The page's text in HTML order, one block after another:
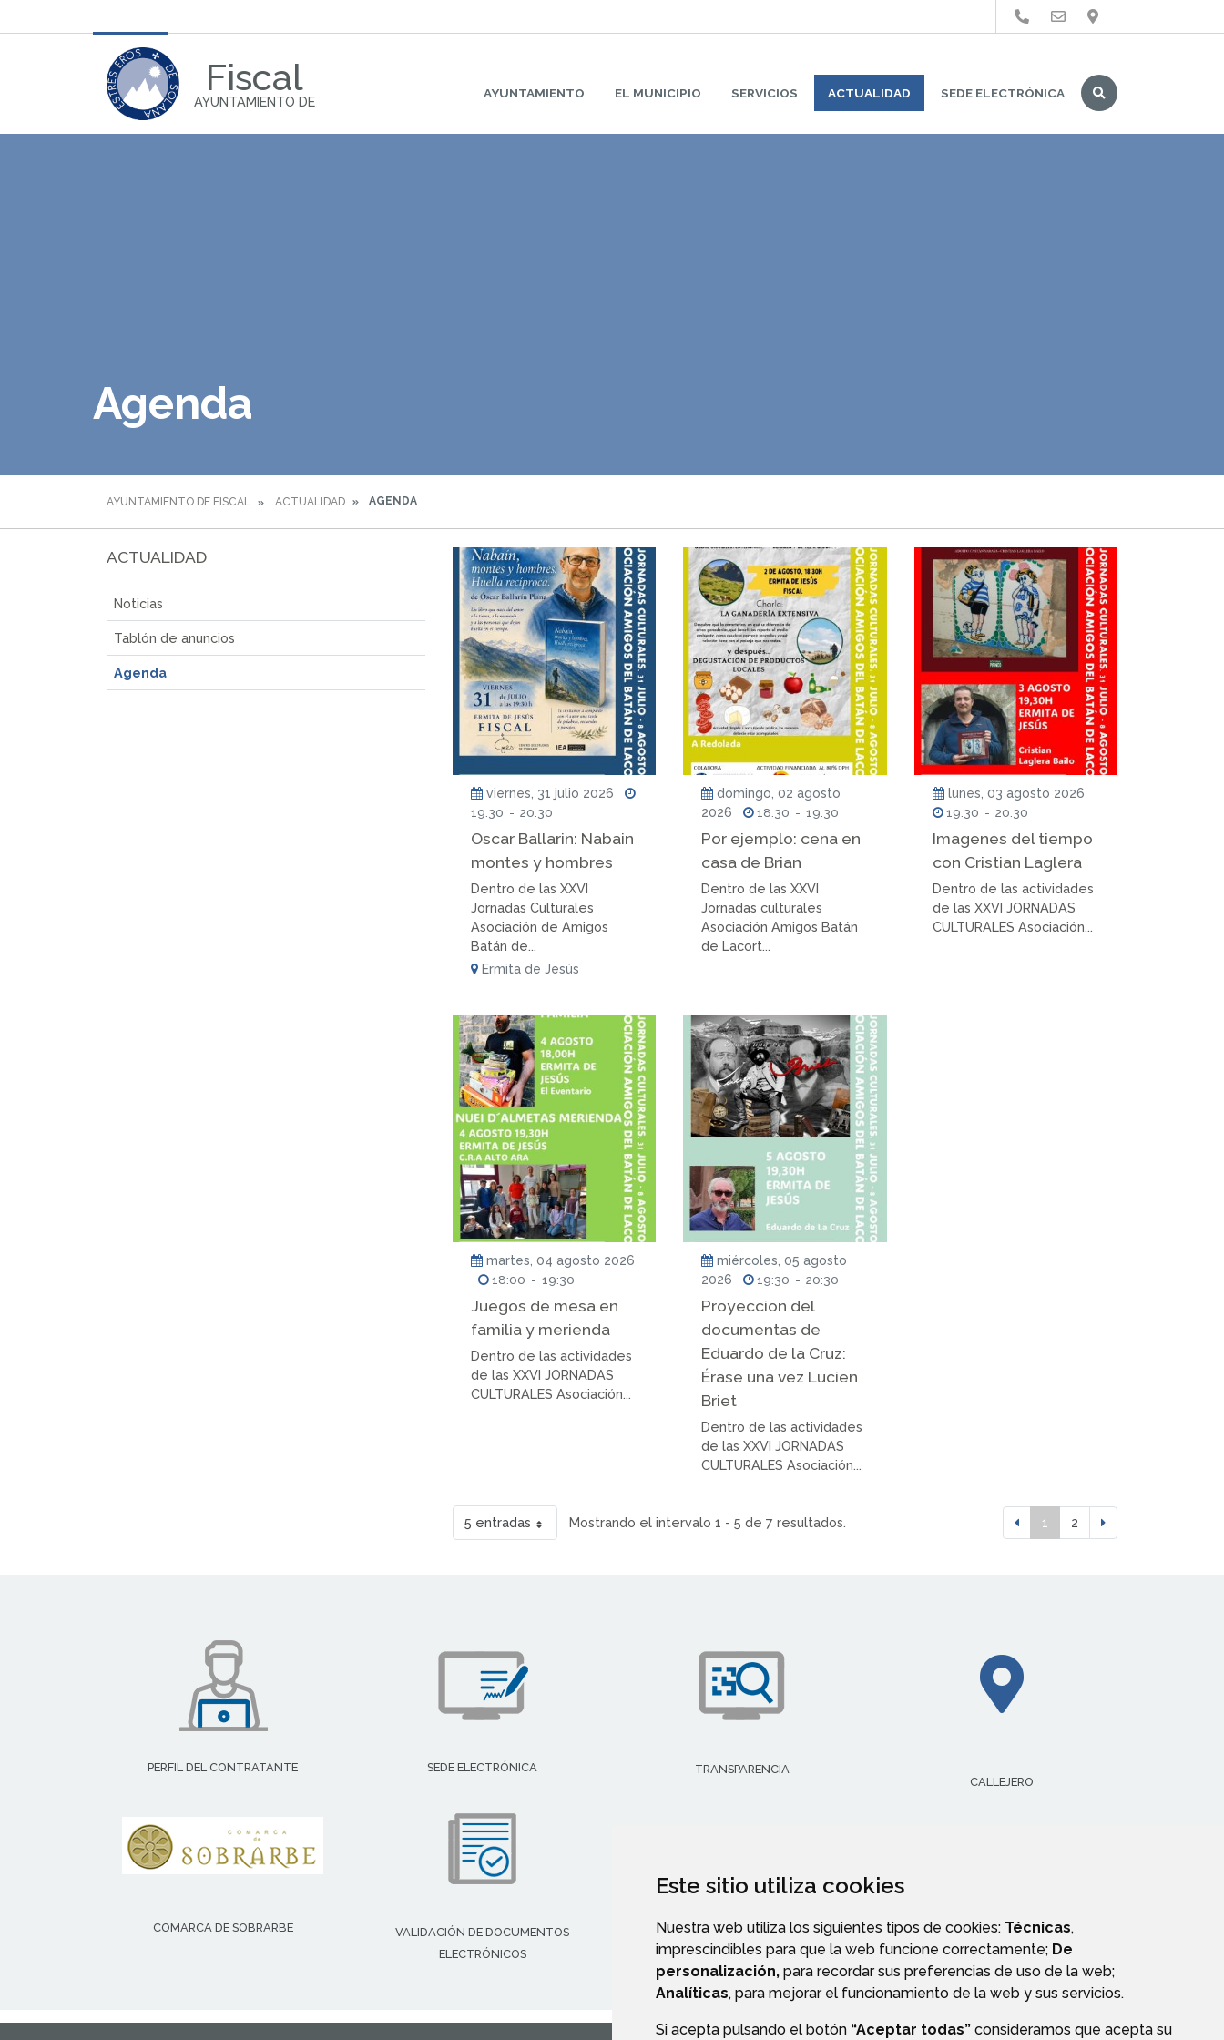
Este sitio utiliza cookies
Nuestra web utiliza los siguientes tipos de cookies: Técnicas,
imprescindibles para que la web funcione correctamente; De
personalización, para recordar sus preferencias de uso de la web;
Analíticas, para mejorar el funcionamiento de la web y sus servicios.
Si acepta pulsando el botón “Aceptar todas” consideramos que acepta su
Fiscal
AYUNTAMIENTO DE
AYUNTAMIENTO EL MUNICIPIO SERVICIOS ACTUALIDAD SEDE ELECTRÓNICA
Buscar
Agenda
AYUNTAMIENTO DE FISCAL ACTUALIDAD AGENDA
ACTUALIDAD
Noticias
Tablón de anuncios
Agenda
viernes, 31 julio 2026
19:30 - 20:30
Oscar Ballarin: Nabain
montes y hombres
Dentro de las XXVI
Jornadas Culturales
Asociación de Amigos
Batán de...
Ermita de Jesús
domingo, 02 agosto
2026
18:30 -19:30
Por ejemplo: cena en
casa de Brian
Dentro de las XXVI
Jornadas culturales
Asociación Amigos Batán
de Lacort...
lunes, 03 agosto 2026
19:30 - 20:30
Imagenes del tiempo
con Cristian Laglera
Dentro de las actividades
de las XXVI JORNADAS
CULTURALES Asociación...
martes, 04 agosto 2026
18:00 - 19:30
Juegos de mesa en
familia y merienda
Dentro de las actividades
de las XXVI JORNADAS
CULTURALES Asociación...
miércoles, 05 agosto
2026
19:30 -20:30
Proyeccion del
documentas de
Eduardo de la Cruz:
Érase una vez Lucien
Briet
Dentro de las actividades
de las XXVI JORNADAS
CULTURALES Asociación...
5 entradas Mostrando el intervalo 1 - 5 de 7 resultados. 1 2
PERFIL DEL CONTRATANTE SEDE ELECTRÓNICA
TRANSPARENCIA
CALLEJERO
COMARCA DE SOBRARBE
VALIDACIÓN DE DOCUMENTOS
ELECTRÓNICOS